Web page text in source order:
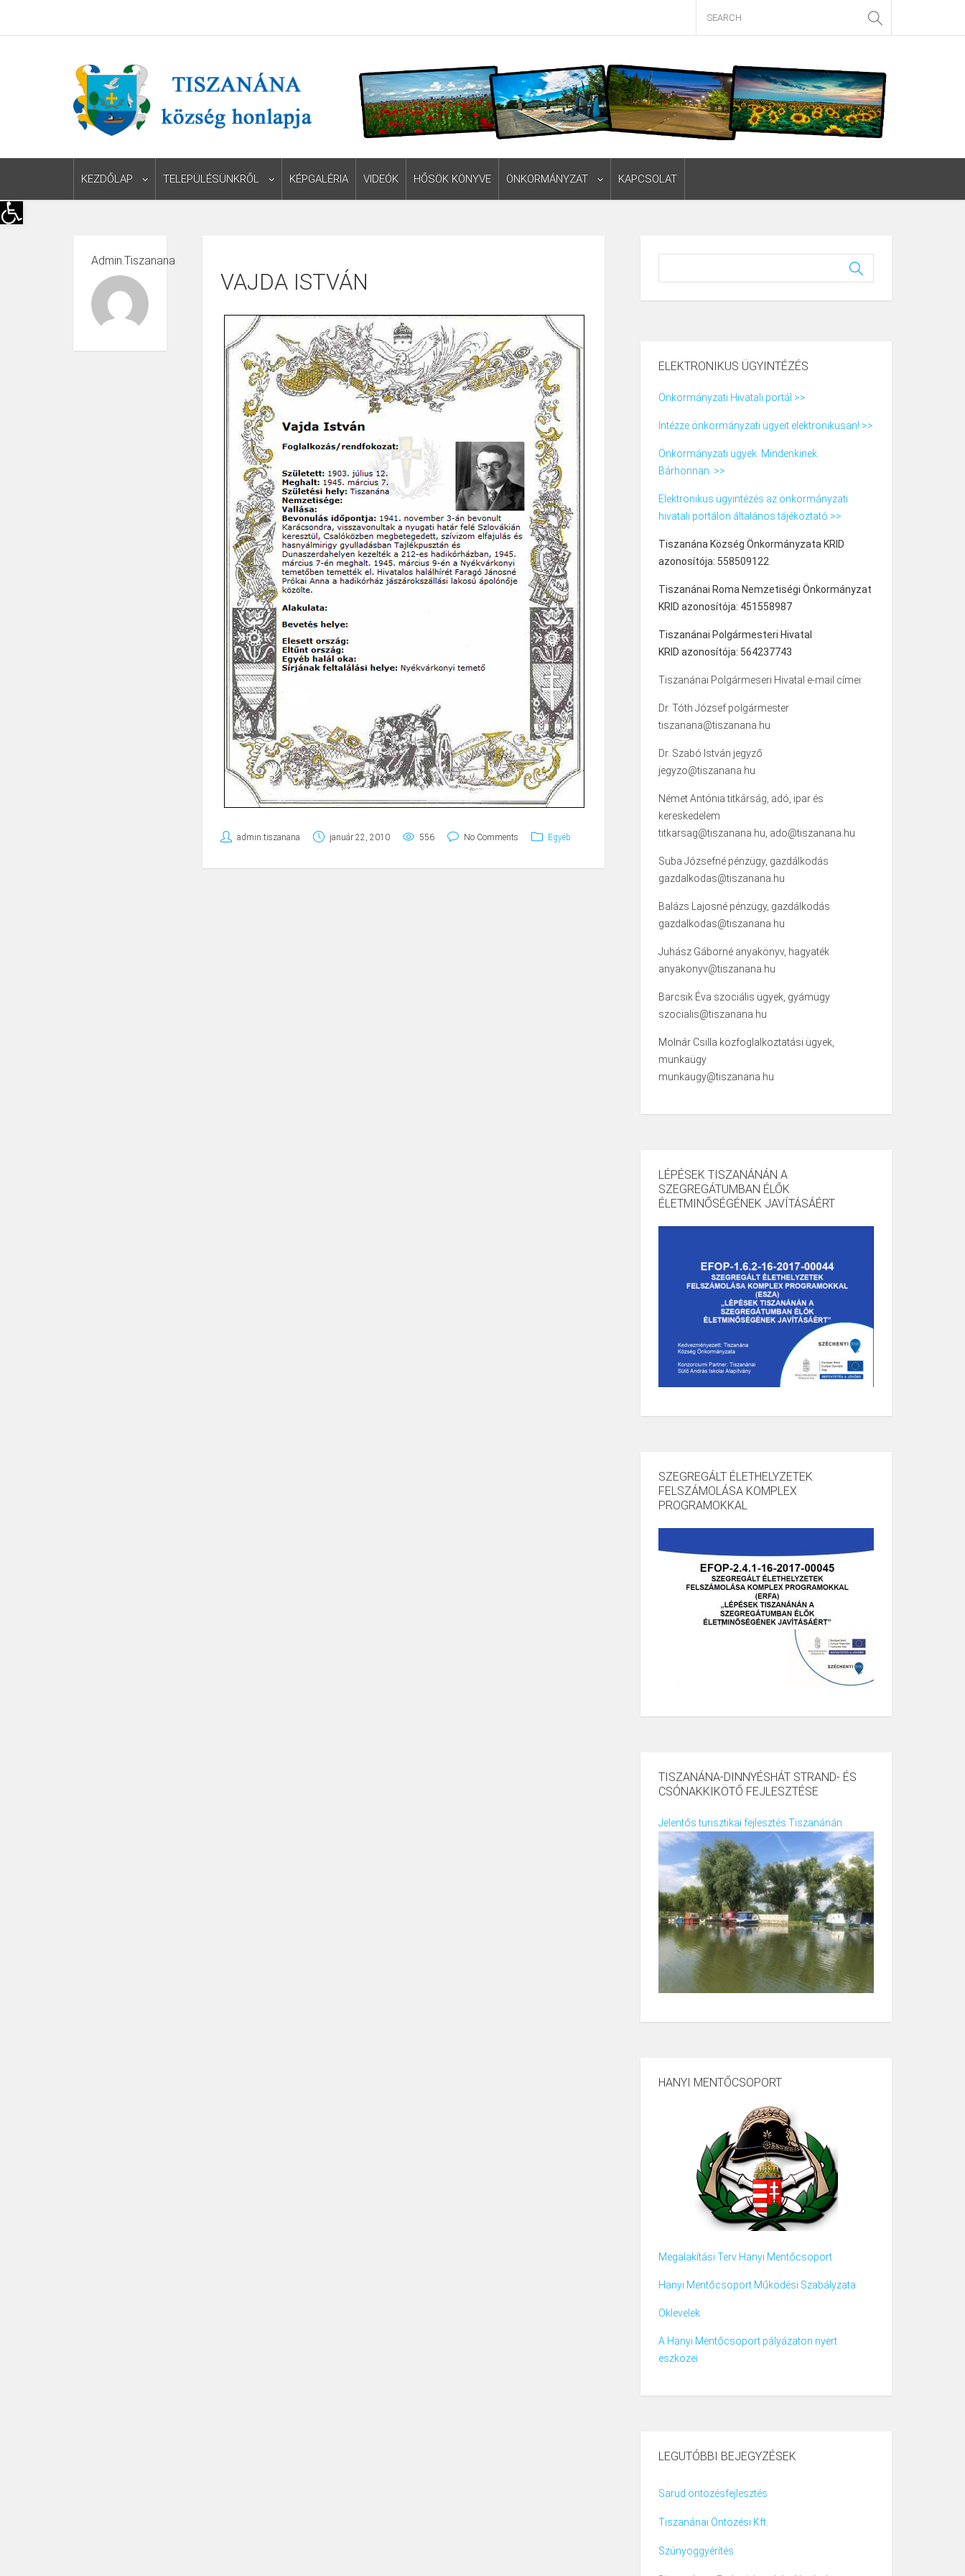
Eszköztár megnyitása
KEZDŐLAP TELEPÜLÉSÜNKRŐL KÉPGALÉRIA VIDEÓK HŐSÖK KÖNYVE ÖNKORMÁNYZAT KAPCSOLAT
Admin.tiszanana
VAJDA ISTVÁN
admin.tiszanana január 22, 2010 556 No Comments Egyéb
ELEKTRONIKUS ÜGYINTÉZÉS
Önkormányzati Hivatali portál >>
Intézze önkormányzati ügyeit elektronikusan! >>
Önkormányzati ügyek. Mindenkinek.
Bárhonnan. >>
Elektronikus ügyintézés az önkormányzati
hivatali portálon általános tájékoztató >>
Tiszanána Község Önkormányzata KRID
azonosítója: 558509122
Tiszanánai Roma Nemzetiségi Önkormányzat
KRID azonosítója: 451558987
Tiszanánai Polgármesteri Hivatal
KRID azonosítója: 564237743
Tiszanánai Polgármeseri Hivatal e-mail címei:
Dr. Tóth József polgármester
tiszanana@tiszanana.hu
Dr. Szabó István jegyző
jegyzo@tiszanana.hu
Német Antónia titkárság, adó, ipar és
kereskedelem
titkarsag@tiszanana.hu, ado@tiszanana.hu
Suba Józsefné pénzügy, gazdálkodás
gazdalkodas@tiszanana.hu
Balázs Lajosné pénzügy, gazdálkodás
gazdalkodas@tiszanana.hu
Juhász Gáborné anyakönyv, hagyaték
anyakonyv@tiszanana.hu
Barcsik Éva szociális ügyek, gyámügy
szocialis@tiszanana.hu
Molnár Csilla közfoglalkoztatási ügyek,
munkaügy
munkaugy@tiszanana.hu
LÉPÉSEK TISZANÁNÁN A
SZEGREGÁTUMBAN ÉLŐK
ÉLETMINŐSÉGÉNEK JAVÍTÁSÁÉRT
SZEGREGÁLT ÉLETHELYZETEK
FELSZÁMOLÁSA KOMPLEX
PROGRAMOKKAL
TISZANÁNA-DINNYÉSHÁT STRAND- ÉS
CSÓNAKKIKÖTŐ FEJLESZTÉSE
Jelentős turisztikai fejlesztés Tiszanánán
HANYI MENTŐCSOPORT
Megalakítási Terv Hanyi Mentőcsoport
Hanyi Mentőcsoport Működési Szabályzata
Oklevelek
A Hanyi Mentőcsoport pályázaton nyert
eszközei
LEGUTÓBBI BEJEGYZÉSEK
Sarud öntözésfejlesztés
Tiszanánai Öntözési Kft.
Szúnyoggyérítés